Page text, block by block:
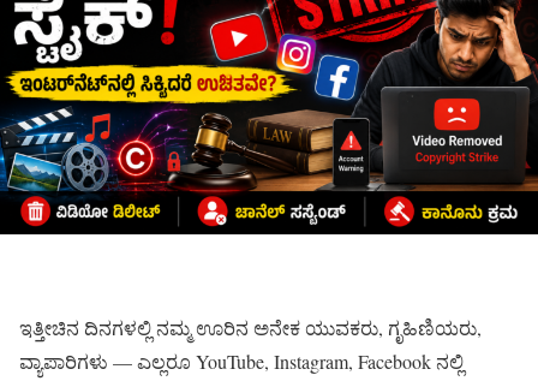
ಇತ್ತೀಚಿನ ದಿನಗಳಲ್ಲಿ ನಮ್ಮ ಊರಿನ ಅನೇಕ ಯುವಕರು, ಗೃಹಿಣಿಯರು,
ವ್ಯಾಪಾರಿಗಳು — ಎಲ್ಲರೂ YouTube, Instagram, Facebook ನಲ್ಲಿ